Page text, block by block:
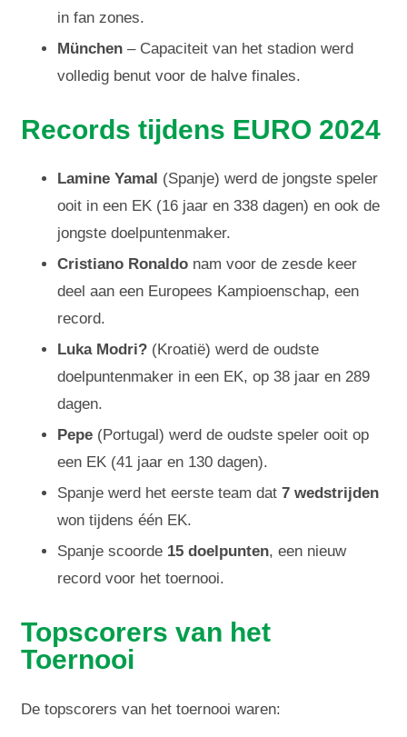
in fan zones.
München – Capaciteit van het stadion werd
volledig benut voor de halve finales.
Records tijdens EURO 2024
Lamine Yamal (Spanje) werd de jongste speler
ooit in een EK (16 jaar en 338 dagen) en ook de
jongste doelpuntenmaker.
Cristiano Ronaldo nam voor de zesde keer
deel aan een Europees Kampioenschap, een
record.
Luka Modri? (Kroatië) werd de oudste
doelpuntenmaker in een EK, op 38 jaar en 289
dagen.
Pepe (Portugal) werd de oudste speler ooit op
een EK (41 jaar en 130 dagen).
Spanje werd het eerste team dat7 wedstrijden
won tijdens één EK.
Spanje scoorde 15 doelpunten, een nieuw
record voor het toernooi.
Topscorers van het
Toernooi
De topscorers van het toernooi waren: